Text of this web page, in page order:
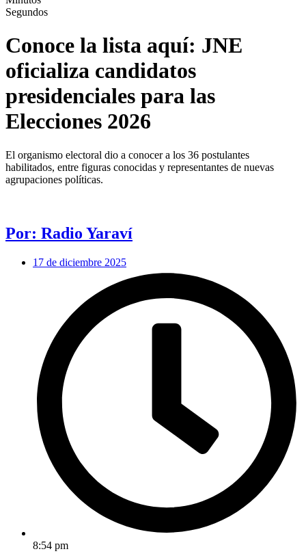
Segundos
Conoce la lista aquí: JNE
oficializa candidatos
presidenciales para las
Elecciones 2026
El organismo electoral dio a conocer a los 36 postulantes
habilitados, entre figuras conocidas y representantes de nuevas
agrupaciones políticas.
Por: Radio Yaraví
17 de diciembre 2025
8:54 pm